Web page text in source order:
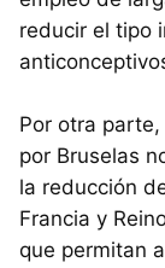
reducir el tipo
Por otra
por Bruselas
la reducción
Francia y
que permitan